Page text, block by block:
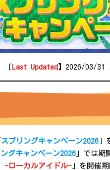
[ Last Updated 】2026/03/31
スプリングキャンペーン2026」
グキャンペーン2026」では期
-ローカルアイドル-」を開催期